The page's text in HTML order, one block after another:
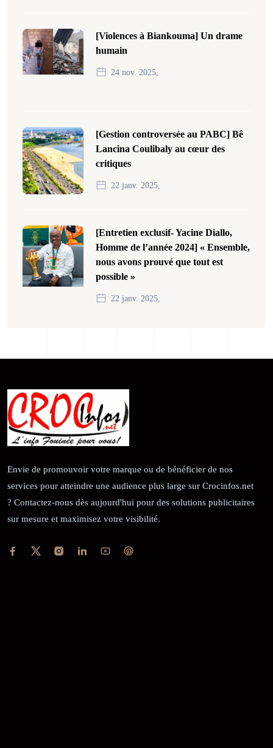
[Violences à Biankouma] Un drame
humain
24 nov. 2025,
[Gestion controversée au PABC] Bê
Lancina Coulibaly au cœur des
critiques
22 janv. 2025,
[Entretien exclusif- Yacine Diallo,
Homme de l’année 2024] « Ensemble,
nous avons prouvé que tout est
possible »
22 janv. 2025,
Envie de promouvoir votre marque ou de bénéficier de nos
services pour atteindre une audience plus large sur Crocinfos.net
? Contactez-nous dès aujourd'hui pour des solutions publicitaires
sur mesure et maximisez votre visibilité.